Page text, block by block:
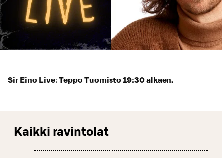
Sir Eino Live: Teppo Tuomisto 19:30 alkaen.
Kaikki ravintolat